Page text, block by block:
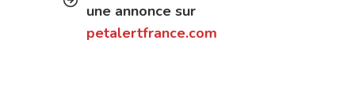
une annonce sur
petalertfrance.com